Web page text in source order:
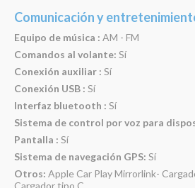
Comunicación y
Equipo de música : AM - FM
Comandos al volante: Sí
Conexión auxiliar : Sí
Conexión USB : Sí
Interfaz bluetooth : Sí
Sistema de control por voz para
Pantalla : Sí
Sistema de navegación GPS: Sí
Otros: Apple Car Play Mirrorlink-
Cargador tipo C